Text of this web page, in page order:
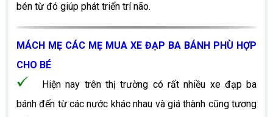
bén từ đó giúp phát triển trí não.
MÁCH MẸ CÁC MẸ MUA XE ĐẠP BA BÁNH PHÙ HỢP
CHO BÉ
Hiện nay trên thị trường có rất nhiều xe đạp ba
bánh đến từ các nước khác nhau và giá thành cũng tương